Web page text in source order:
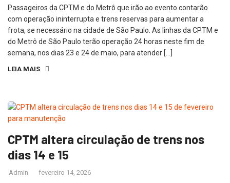
Passageiros da CPTM e do Metrô que irão ao evento contarão
com operação ininterrupta e trens reservas para aumentar a
frota, se necessário na cidade de São Paulo. As linhas da CPTM e
do Metrô de São Paulo terão operação 24 horas neste fim de
semana, nos dias 23 e 24 de maio, para atender […]
LEIA MAIS
CPTM altera circulação de trens nos
dias 14 e 15
Admin fevereiro 14, 2026